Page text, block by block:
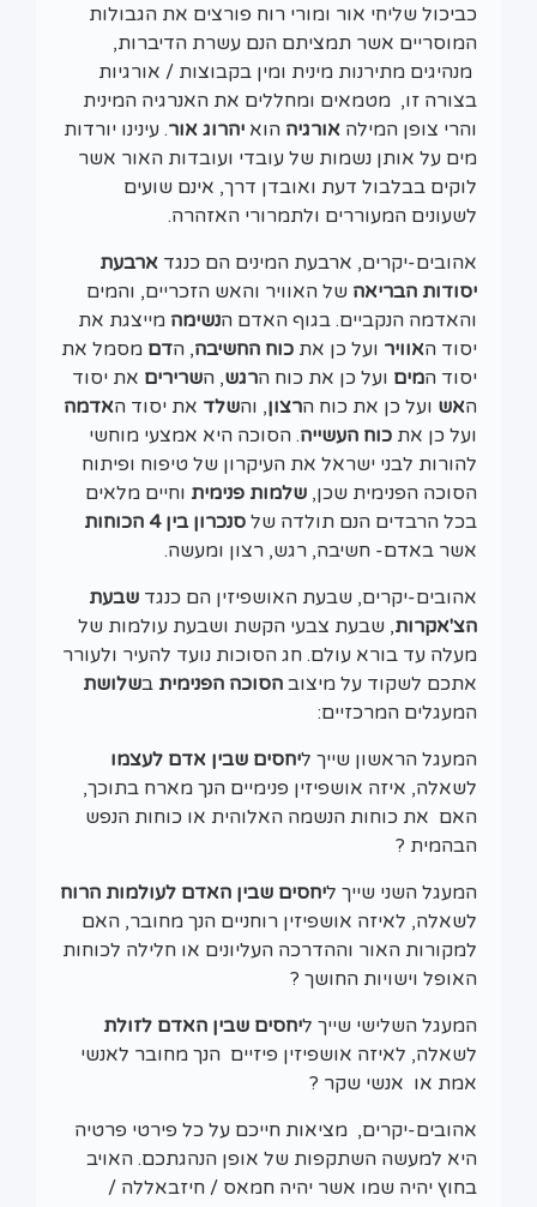
כביכול שליחי אור ומורי רוח פורצים את הגבולות
המוסריים אשר תמציתם הנם עשרת הדיברות,
מנהיגים מתירנות מינית ומין בקבוצות / אורגיות
בצורה זו, מטמאים ומחללים את האנרגיה המינית
והרי צופן המילה אורגיה הוא יהרוג אור. עינינו יורדות
מים על אותן נשמות של עובדי ועובדות האור אשר
לוקים בבלבול דעת ואובדן דרך, אינם שועים
לשעונים המעוררים ולתמרורי האזהרה.
אהובים-יקרים, ארבעת המינים הם כנגד ארבעת
יסודות הבריאה של האוויר והאש הזכריים, והמים
והאדמה הנקביים. בגוף האדם הנשימה מייצגת את
יסוד האוויר ועל כן את כוח החשיבה, הדם מסמל את
יסוד המים ועל כן את כוח הרגש, השרירים את יסוד
האש ועל כן את כוח הרצון, והשלד את יסוד האדמה
ועל כן את כוח העשייה. הסוכה היא אמצעי מוחשי
להורות לבני ישראל את העיקרון של טיפוח ופיתוח
הסוכה הפנימית שכן, שלמות פנימית וחיים מלאים
בכל הרבדים הנם תולדה של סנכרון בין 4 הכוחות
אשר באדם- חשיבה, רגש, רצון ומעשה.
אהובים-יקרים, שבעת האושפיזין הם כנגד שבעת
הצ'אקרות, שבעת צבעי הקשת ושבעת עולמות של
מעלה עד בורא עולם. חג הסוכות נועד להעיר ולעורר
אתכם לשקוד על מיצוב הסוכה הפנימית בשלושת
המעגלים המרכזיים:
המעגל הראשון שייך ליחסים שבין אדם לעצמו
לשאלה, איזה אושפיזין פנימיים הנך מארח בתוכך,
האם את כוחות הנשמה האלוהית או כוחות הנפש
הבהמית ?
המעגל השני שייך ליחסים שבין האדם לעולמות הרוח
לשאלה, לאיזה אושפיזין רוחניים הנך מחובר, האם
למקורות האור וההדרכה העליונים או חלילה לכוחות
האופל וישויות החושך ?
המעגל השלישי שייך ליחסים שבין האדם לזולת
לשאלה, לאיזה אושפיזין פיזיים הנך מחובר לאנשי
אמת או אנשי שקר ?
אהובים-יקרים, מציאות חייכם על כל פירטי פרטיה
היא למעשה השתקפות של אופן הנהגתכם. האויב
בחוץ יהיה שמו אשר יהיה חמאס / חיזבאללה /